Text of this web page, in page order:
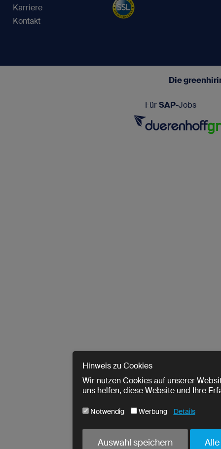
Karriere
Kontakt
Die
FürSAP-Jobs
Hinweis zu Cookies
Wir nutzen Cookies auf unserer
uns helfen, diese Website und Ihre
Notwendig Werbung Details
utmParams
Auswahl speichern